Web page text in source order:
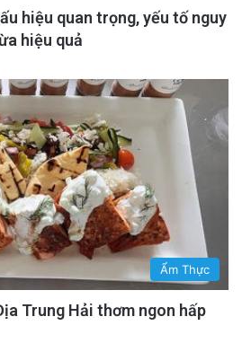
hiệu quan trọng, yếu tố nguy
hiệu quả
Ẩm Thực
Trung Hải thơm ngon hấp